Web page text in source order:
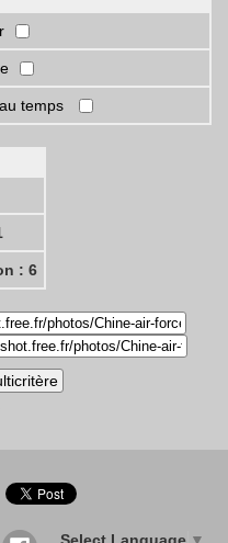
temps
: 6